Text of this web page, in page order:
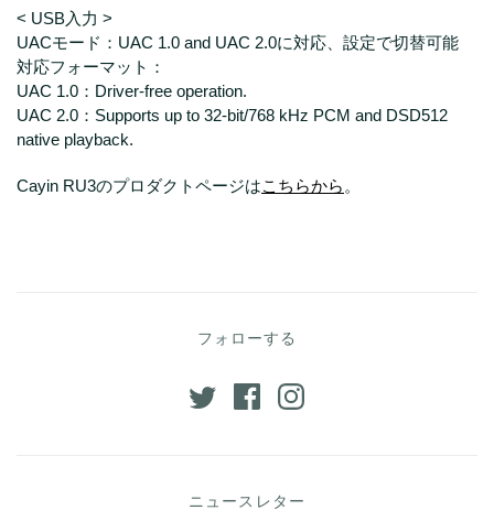
< USB入力 >
UACモード：UAC 1.0 and UAC 2.0に対応、設定で切替可能
対応フォーマット：
UAC 1.0：Driver-free operation.
UAC 2.0：Supports up to 32-bit/768 kHz PCM and DSD512
native playback.
Cayin RU3のプロダクトページはこちらから 。
フォローする
ニュースレター